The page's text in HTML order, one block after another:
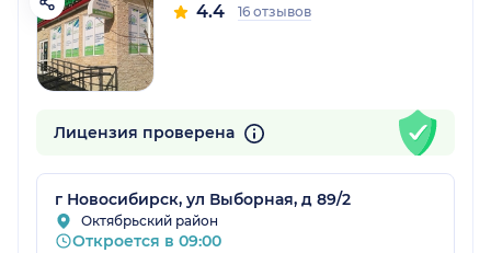
4.4 16 отзывов
Лицензия проверена
г Новосибирск, ул Выборная, д 89/2
Октябрьский район
Откроется в 09:00